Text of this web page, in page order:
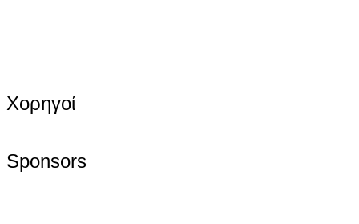
Χορηγοί
Sponsors